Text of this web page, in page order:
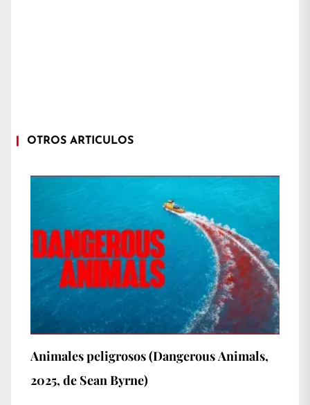
OTROS ARTÍCULOS
Animales peligrosos (Dangerous Animals,
2025, de Sean Byrne)